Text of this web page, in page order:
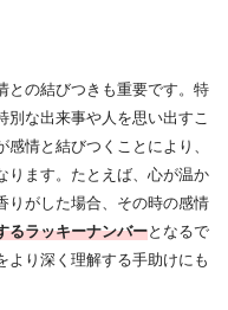
との結びつきも重要です。特
別な出来事や人を思い出すこ
情と結びつくことにより、
ります。たとえば、心が温か
りがした場合、その時の感情
るラッキーナンバーとなるで
より深く理解する手助けにも